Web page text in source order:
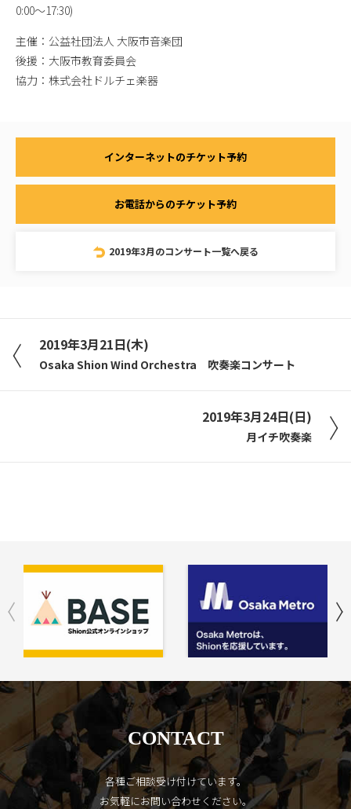
0:00〜17:30)
主催：公益社団法人 大阪市音楽団
後援：大阪市教育委員会
協力：株式会社ドルチェ楽器
インターネットのチケット予約
お電話からのチケット予約
2019年3月のコンサート一覧へ戻る
2019年3月21日(木)
Osaka Shion Wind Orchestra 吹奏楽コンサート
2019年3月24日(日)
月イチ吹奏楽
CONTACT
各種ご相談受け付けています。
お気軽にお問い合わせください。